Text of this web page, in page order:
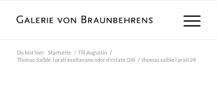
Du bist hier: Startseite / Till Augustin /
Thomas Saible, i prati esaltavano odor d´estate (24) / thomas saible i prati 24